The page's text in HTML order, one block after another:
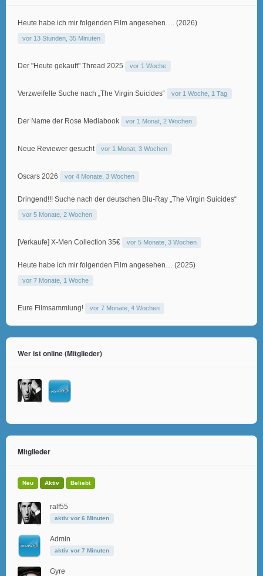
Heute habe ich mir folgenden Film angesehen…. (2026)
vor 13 Stunden, 35 Minuten
Der "Heute gekauft" Thread 2025 vor 1 Woche
Verzweifelte Suche nach „The Virgin Suicides“ vor 1 Woche, 1 Tag
Der Name der Rose Mediabook vor 1 Monat, 2 Wochen
Neue Reviewer gesucht vor 1 Monat, 3 Wochen
Oscars 2026 vor 4 Monate, 3 Wochen
Dringend!!! Suche nach der deutschen Blu-Ray „The Virgin Suicides“
vor 5 Monate, 2 Wochen
[Verkaufe] X-Men Collection 35€ vor 5 Monate, 3 Wochen
Heute habe ich mir folgenden Film angesehen… (2025)
vor 7 Monate, 1 Woche
Eure Filmsammlung! vor 7 Monate, 4 Wochen
Wer ist online (Mitglieder)
Mitglieder
Neu Aktiv Beliebt
ralf55
aktiv vor 6 Minuten
Admin
aktiv vor 7 Minuten
Gyre